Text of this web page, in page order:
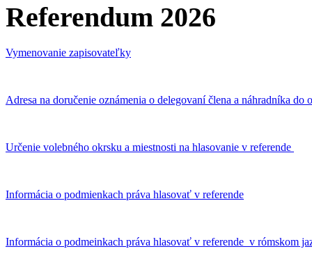
Referendum 2026
Vymenovanie zapisovateľky
Adresa na doručenie oznámenia o delegovaní člena a náhradníka
Určenie volebného okrsku a miestnosti na hlasovanie v referende
Informácia o podmienkach práva hlasovať v referende
Informácia o podmeinkach práva hlasovať v referende v rómskom